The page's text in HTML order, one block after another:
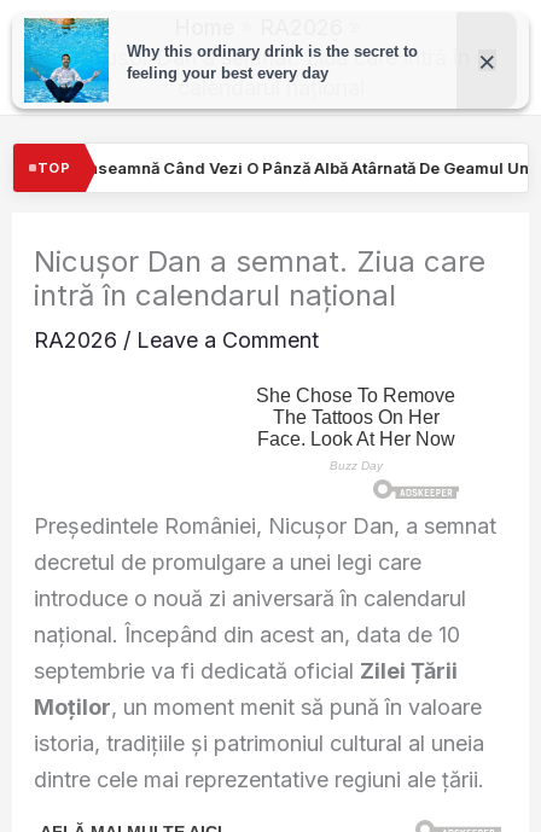
Skip
content
Nicușor Dan a semnat. Ziua care intră în
calendarul național
TOP
Pânză Albă Atârnată De Geamul Unei Mașini. Semnalul…
Nicușor Dan a semnat. Ziua care
intră în calendarul național
RA2026 / Leave a Comment
Președintele României, Nicușor Dan, a semnat
decretul de promulgare a unei legi care
introduce o nouă zi aniversară în calendarul
național. Începând din acest an, data de 10
septembrie va fi dedicată oficial Zilei Țării
Moților, un moment menit să pună în valoare
istoria, tradițiile și patrimoniul cultural al uneia
dintre cele mai reprezentative regiuni ale țării.